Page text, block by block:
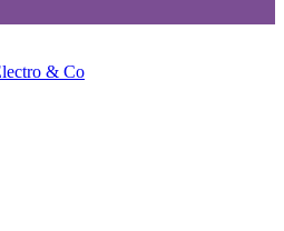
& Co